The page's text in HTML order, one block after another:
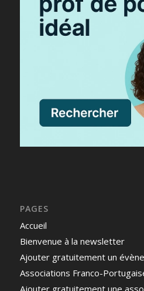
PAGES
Accueil
Bienvenue à la newsletter
Ajouter gratuitement un
Associations Franco-